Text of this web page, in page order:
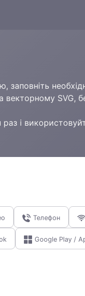
векторному SVG,
і
Телефон
Google Play /